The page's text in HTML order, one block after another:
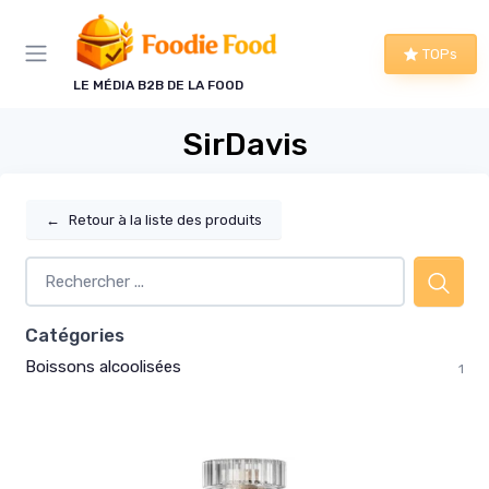
LE MÉDIA B2B DE LA FOOD
TOPs
SirDavis
← Retour à la liste des produits
Catégories
Boissons alcoolisées 1
Panneau de gestion des cookies